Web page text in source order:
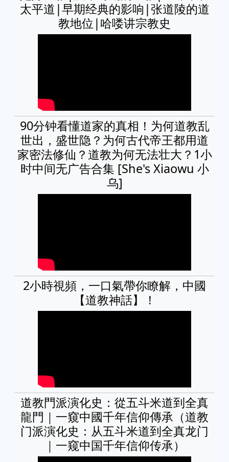
太平道|早期经典的影响|张道陵的道
教地位|哈喽讲宗教史
90分钟看懂道家的真相！为何道教乱
世出，盛世隐？为何古代帝王都用道
家密法修仙？道教为何无法壮大？1小
时中间无广告合集 [She's Xiaowu 小
乌]
2小時視頻，一口氣帶你瞭解，中國
【道教神話】！
道教門派演化史：從五斗米道到全真
龍門｜一窺中國千年信仰傳承（道教
门派演化史：从五斗米道到全真龙门
｜一窥中国千年信仰传承）